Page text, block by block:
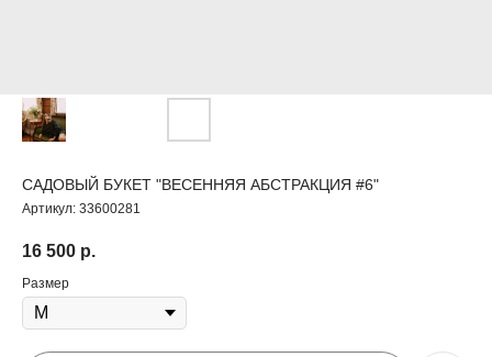
САДОВЫЙ БУКЕТ "ВЕСЕННЯЯ АБСТРАКЦИЯ #6"
Артикул: 33600281
16 500 р.
Размер